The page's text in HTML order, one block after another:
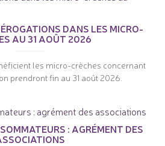
DANS LES MICRO-
AU 31 AOÛT 2026
les micro-crèches concernant
prendront fin au 31 août 2026.
: AGRÉMENT DES